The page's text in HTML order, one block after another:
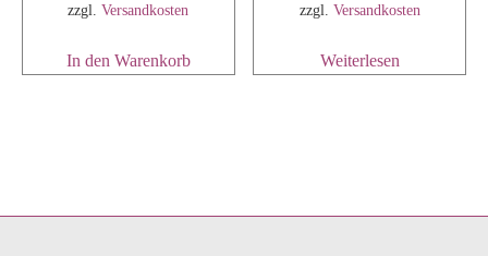
zzgl.Versandkosten
In den Warenkorb
zzgl. Versandkosten
Weiterlesen